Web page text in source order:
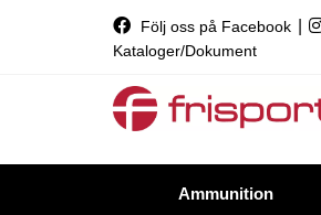
Följ oss på Facebook
Kataloger/Dokument
Ammunition